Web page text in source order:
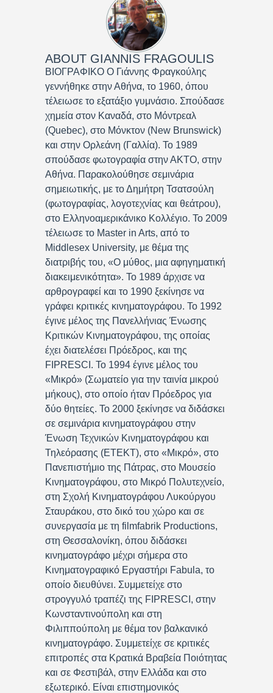
ABOUT GIANNIS FRAGOULIS
ΒΙΟΓΡΑΦΙΚΟ Ο Γιάννης Φραγκούλης
γεννήθηκε στην Αθήνα, το 1960, όπου
τέλειωσε το εξατάξιο γυμνάσιο. Σπούδασε
χημεία στον Καναδά, στο Μόντρεαλ
(Quebec), στο Μόνκτον (New Brunswick)
και στην Ορλεάνη (Γαλλία). Το 1989
σπούδασε φωτογραφία στην ΑΚΤΟ, στην
Αθήνα. Παρακολούθησε σεμινάρια
σημειωτικής, με το Δημήτρη Τσατσούλη
(φωτογραφίας, λογοτεχνίας και θεάτρου),
στο Ελληνοαμερικάνικο Κολλέγιο. Το 2009
τέλειωσε το Master in Arts, από το
Middlesex University, με θέμα της
διατριβής του, «Ο μύθος, μια αφηγηματική
διακειμενικότητα». Το 1989 άρχισε να
αρθρογραφεί και το 1990 ξεκίνησε να
γράφει κριτικές κινηματογράφου. Το 1992
έγινε μέλος της Πανελλήνιας Ένωσης
Κριτικών Κινηματογράφου, της οποίας
έχει διατελέσει Πρόεδρος, και της
FIPRESCI. Το 1994 έγινε μέλος του
«Μικρό» (Σωματείο για την ταινία μικρού
μήκους), στο οποίο ήταν Πρόεδρος για
δύο θητείες. Το 2000 ξεκίνησε να διδάσκει
σε σεμινάρια κινηματογράφου στην
Ένωση Τεχνικών Κινηματογράφου και
Τηλεόρασης (ΕΤΕΚΤ), στο «Μικρό», στο
Πανεπιστήμιο της Πάτρας, στο Μουσείο
Κινηματογράφου, στο Μικρό Πολυτεχνείο,
στη Σχολή Κινηματογράφου Λυκούργου
Σταυράκου, στο δικό του χώρο και σε
συνεργασία με τη filmfabrik Productions,
στη Θεσσαλονίκη, όπου διδάσκει
κινηματογράφο μέχρι σήμερα στο
Κινηματογραφικό Εργαστήρι Fabula, το
οποίο διευθύνει. Συμμετείχε στο
στρογγυλό τραπέζι της FIPRESCI, στην
Κωνσταντινούπολη και στη
Φιλιππούπολη με θέμα τον βαλκανικό
κινηματογράφο. Συμμετείχε σε κριτικές
επιτροπές στα Κρατικά Βραβεία Ποιότητας
και σε Φεστιβάλ, στην Ελλάδα και στο
εξωτερικό. Είναι επιστημονικός